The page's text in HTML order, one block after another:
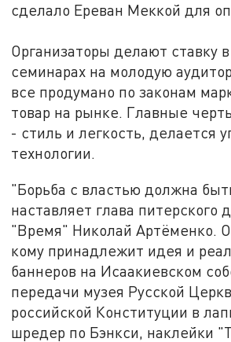
сделало Ереван Меккой для
Организаторы делают ставку
семинарах на молодую
все продумано по законам
товар на рынке. Главные
- стиль и легкость, делается
технологии.
"Борьба с властью должна
наставляет глава питерского
"Время" Николай Артёменко.
кому принадлежит идея и
баннеров на Исаакиевском
передачи музея Русской
российской Конституции в
шредер по Бэнкси, наклейки